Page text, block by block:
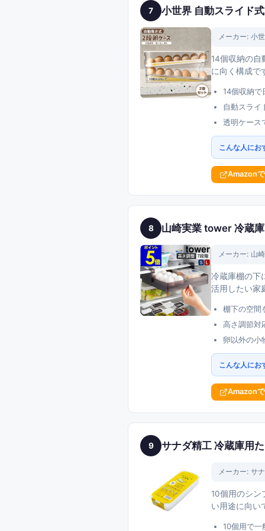
7 小世界 自動スライド
メーカー: 小
14個収納の自
に向く構成で
14個収納で
自動スライ
透明ケース
こんな人にお
Amazon
8 山崎実業 tower 冷蔵
メーカー: 山
冷蔵庫棚の下
活用したい家
棚下の空間
高さ調節対
卵以外の小
こんな人にお
Amazon
9 サナダ精工 冷蔵庫用
メーカー: サ
10個用のシン
い用途に向い
10個用で一